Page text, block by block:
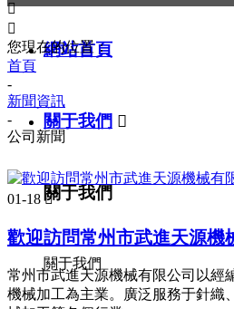
網站首頁
關于我們 
關于我們
關于我們


您現在的位置：
首頁
-
新聞資訊
-
公司新聞
01-18 
歡迎訪問常州市武進天源機
常州市武進天源機械有限公司以經
機械加工為主業。廣泛服務于針織